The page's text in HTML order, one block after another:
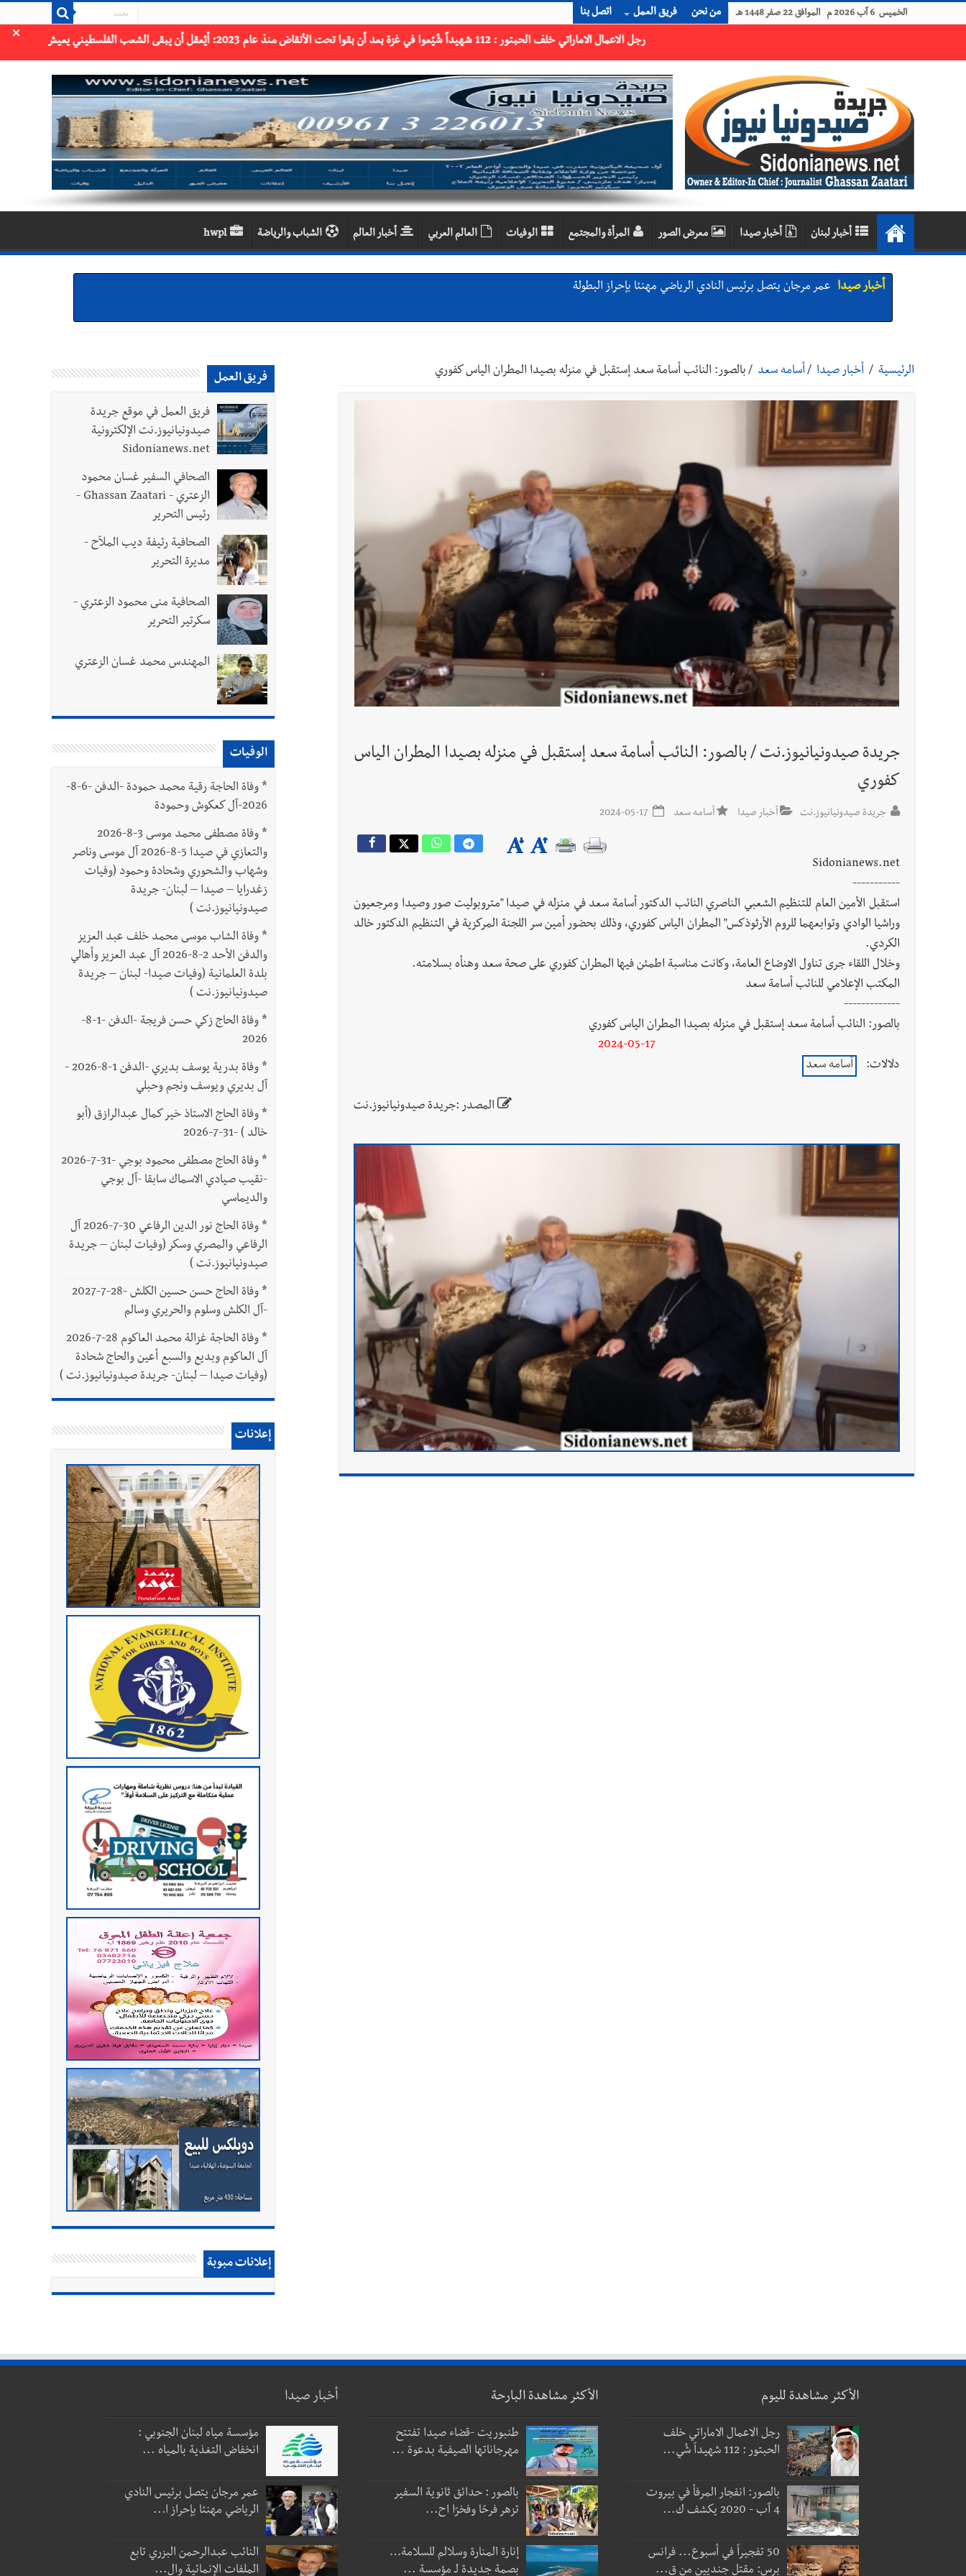
الخميس 6 آب 2026 م الموافق 22 صفر 1448 هـ من نحن فريق العمل اتصل بنا
×
أخبار لبنان أخبار صيدا معرض الصور المرأة والمجتمع الوفيات العالم العربي أخبار العالم الشباب والرياضة hwpl
أخبار صيدا عمر مرجان يتصل برئيس النادي الرياضي مهنئا بإحراز البطولة
مفرزة صيدا القضائية توقف ثلاثة أشخاص بجرائم استدراج وابتزاز واعتداء جنسي على قاصر
أخبار صيدا مرفأ صيدا.. إمكانيات كبيرة وعائدات ضخمة في واقع مأزوم!
المهندس محمد دندشلي : صيدا 2027 : فلنجعلها قصة يرويها لبنان تؤسس للمستقبل لا سنة نحتفل بها ثم نطويها
الطقس غدا صيفي معتاد والحرارة ضمن معدلاتها الموسمية
إنفجار مرفأ أم إنفجار دولة؟... كيف نحمي لبنان؟
أخبار لبنان راتب النائب من 3 آلاف إلى 5 آلاف دولار شهرياً... فكيف أقرّت الزيادة؟
أخبار لبنان مواجهة مؤجّلة لنزاع طويل
العالم العربي
رجل الاعمال الاماراتي خلف الحبتور : 112 شهيداً شُيّعوا في ‫غزة‬ بعد أن بقوا تحت الأنقاض منذ عام 2023: أيُعقل أن يبقى الشعب الفلسطيني يعيش كل هذا الألم؟ وإلى متى
تستمر هذه المعاناة التي تمزق القلوب والضمائر؟
أخبار العالم الرئيس الأميركي ترامب يحذّر إيران من ضربة قوية... وإعلام إيراني: الاتّفاق مع عُمان مؤجّل ما دامت التهديدات مستمرّة
الرئيسية / أخبار صيدا / أسامه سعد / بالصور: النائب أسامة سعد إستقبل في منزله بصيدا المطران الياس كفوري
جريدة صيدونيانيوز.نت / بالصور: النائب أسامة سعد إستقبل في منزله بصيدا المطران الياس
كفوري
جريدة صيدونيانيوز.نت أخبار صيدا أسامه سعد
Sidonianews.net
-----------
استقبل الأمين العام للتنظيم الشعبي الناصري النائب الدكتور أسامة سعد في منزله في صيدا "متروبوليت صور وصيدا ومرجعيون
وراشيا الوادي وتوابعهما للروم الأرثوذكس" المطران الياس كفوري، وذلك بحضور أمين سر اللجنة المركزية في التنظيم الدكتور خالد
الكردي.
وخلال اللقاء جرى تناول الاوضاع العامة، وكانت مناسبة اطمئن فيها المطران كفوري على صحة سعد وهنأه بسلامته.
المكتب الإعلامي للنائب أسامة سعد
-------------
بالصور: النائب أسامة سعد إستقبل في منزله بصيدا المطران الياس كفوري
2024-05-17
دلالات:
أسامه سعد
المصدر :جريدة صيدونيانيوز.نت
فريق العمل
فريق العمل في موقع جريدة
صيدونيانيوز.نت الإلكترونية
Sidonianews.net
الصحافي السفير غسان محمود
الزعتري - Ghassan Zaatari -
رئيس التحرير
الصحافية رئيفة ديب الملاّح -
مديرة التحرير
الصحافية منى محمود الزعتري -
سكرتير التحرير
المهندس محمد غسان الزعتري
الوفيات
*
وفاة الحاجة رقية محمد حمودة -الدفن -6-8-
2026-آل كعكوش وحمودة
*
وفاة مصطفى محمد موسى 3-8-2026
والتعازي في صيدا 5-8-2026 آل موسى وناصر
وشهاب والشحوري وشحادة وحمود (وفيات
زغدرايا – صيدا – لبنان- جريدة
صيدونيانيوز.نت )
* وفاة الشاب موسى محمد خلف عبد العزيز
والدفن الأحد 2-8-2026 آل عبد العزيز وأهالي
بلدة العلمانية (وفيات صيدا- لبنان – جريدة
صيدونيانيوز.نت )
*
وفاة الحاج زكي حسن فريجة -الدفن -1-8-
2026
*
وفاة بدرية يوسف بديري -الدفن 1-8-2026 -
آل بديري ويوسف ونجم وحبلي
* وفاة الحاج الاستاذ خير كمال عبدالرازق (أبو
خالد ) -31-7-2026
*
وفاة الحاج مصطفى محمود بوجي -31-7-2026
-نقيب صيادي الاسماك سابقا -آل بوجي
والديماسي
*
وفاة الحاج نور الدين الرفاعي 30-7-2026 آل
الرفاعي والمصري وسكر (وفيات لبنان – جريدة
صيدونيانيوز.نت )
*
وفاة الحاج حسن حسين الكلش -28-7-2027
-آل الكلش وسلوم والحريري وسالم
*
وفاة الحاجة غزالة محمد العاكوم 28-7-2026
آل العاكوم وبديع والسبع أعين والحاج شحادة
(وفيات صيدا – لبنان- جريدة صيدونيانيوز.نت )
إعلانات
إعلانات مبوبة
الأكثر مشاهدة لليوم
رجل الاعمال الاماراتي خلف
الحبتور : 112 شهيداً شُي...
بالصور: انفجار المرفأ في بيروت
4 آب - 2020 يكشف ك...
50 تفجيراً في أسبوع... فرانس
برس: مقتل جنديين من ق...
الأكثر مشاهدة البارحة
طنبوريت -قضاء صيدا تفتتح
مهرجاناتها الصيفية بدعوة ...
بالصور : حدائق ثانوية السفير
تزهر فرحًا وفخرًا اح...
إنارة المنارة وسلالم للسلامة…
بصمة جديدة لـ مؤسسة ...
أخبار صيدا
مؤسسة مياه لبنان الجنوبي :
انخفاض التغذية بالمياه ...
عمر مرجان يتصل برئيس النادي
الرياضي مهنئا بإحراز ا...
النائب عبدالرحمن البزري تابع
الملفات الإنمائية وال...